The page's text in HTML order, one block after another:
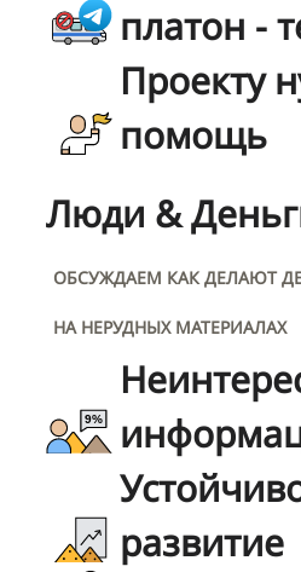
платон -
Проекту
помощь
Люди &
ОБСУЖДАЕМ КАК ДЕЛАЮТ
НА НЕРУДНЫХ МАТЕРИАЛАХ
развитие